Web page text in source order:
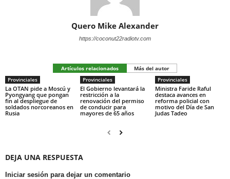
Quero Mike Alexander
https://coconut22radiotv.com
Artículos relacionados
Más del autor
Provinciales
La OTAN pide a Moscú y
Pyongyang que pongan
fin al despliegue de
soldados norcoreanos en
Rusia
Provinciales
El Gobierno levantará la
restricción a la
renovación del permiso
de conducir para
mayores de 65 años
Provinciales
Ministra Faride Raful
destaca avances en
reforma policial con
motivo del Día de San
Judas Tadeo
DEJA UNA RESPUESTA
Iniciar sesión para dejar un comentario